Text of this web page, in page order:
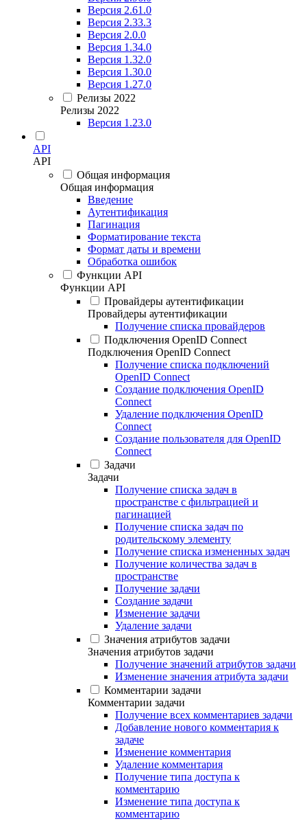
Версия 2.61.0
Версия 2.33.3
Версия 2.0.0
Версия 1.34.0
Версия 1.32.0
Версия 1.30.0
Версия 1.27.0
Релизы 2022
Релизы 2022
Версия 1.23.0
API
API
Общая информация
Общая информация
Введение
Аутентификация
Пагинация
Форматирование текста
Формат даты и времени
Обработка ошибок
Функции API
Функции API
Провайдеры аутентификации
Провайдеры аутентификации
Получение списка провайдеров
Подключения OpenID Connect
Подключения OpenID Connect
Получение списка подключений
OpenID Connect
Создание подключения OpenID
Connect
Удаление подключения OpenID
Connect
Создание пользователя для OpenID
Connect
Задачи
Задачи
Получение списка задач в
пространстве с фильтрацией и
пагинацией
Получение списка задач по
родительскому элементу
Получение списка измененных задач
Получение количества задач в
пространстве
Получение задачи
Создание задачи
Изменение задачи
Удаление задачи
Значения атрибутов задачи
Значения атрибутов задачи
Получение значений атрибутов задачи
Изменение значения атрибута задачи
Комментарии задачи
Комментарии задачи
Получение всех комментариев задачи
Добавление нового комментария к
задаче
Изменение комментария
Удаление комментария
Получение типа доступа к
комментарию
Изменение типа доступа к
комментарию